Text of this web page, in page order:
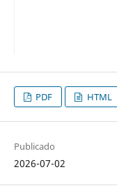
PDF HTML
Publicado
2026-07-02